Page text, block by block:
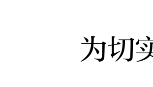
为切实